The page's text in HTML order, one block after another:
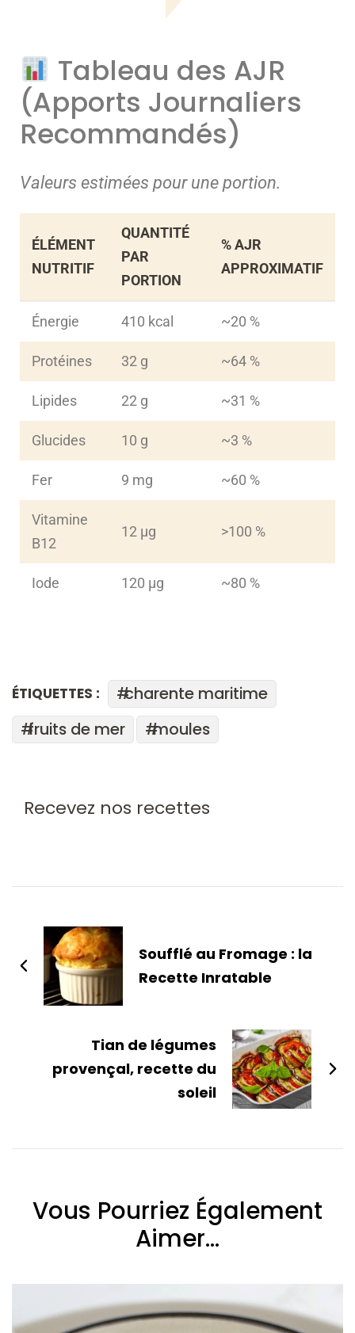
Tableau des AJR
(Apports Journaliers
Recommandés)
Valeurs estimées pour une portion.
ÉLÉMENT
NUTRITIF
QUANTITÉ
PAR
PORTION
% AJR
APPROXIMATIF
Énergie 410 kcal ~20 %
Protéines 32 g ~64 %
Lipides 22 g ~31 %
Glucides 10 g ~3 %
Fer 9 mg ~60 %
Vitamine
B12
12 µg >100 %
Iode 120 µg ~80 %
ÉTIQUETTES :
charente maritime
fruits de mer
moules
Recevez nos recettes
Soufflé au Fromage : la
Recette Inratable
Tian de légumes
provençal, recette du
soleil
Vous Pourriez Également
Aimer...